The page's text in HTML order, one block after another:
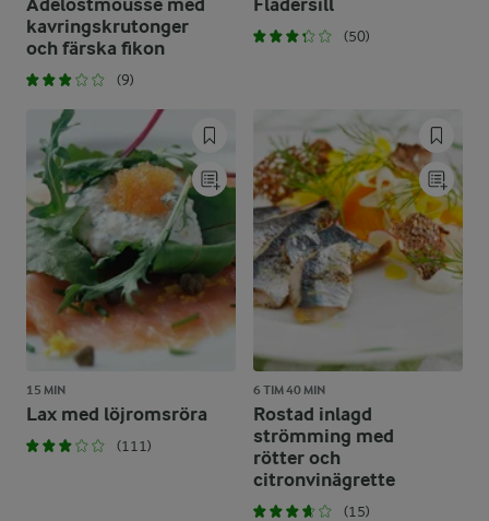
Ädelostmousse med
kavringskrutonger
och färska fikon
(9)
Flädersill
(50)
15 MIN
Lax med löjromsröra
(111)
6 TIM 40 MIN
Rostad inlagd
strömming med
rötter och
citronvinägrette
(15)